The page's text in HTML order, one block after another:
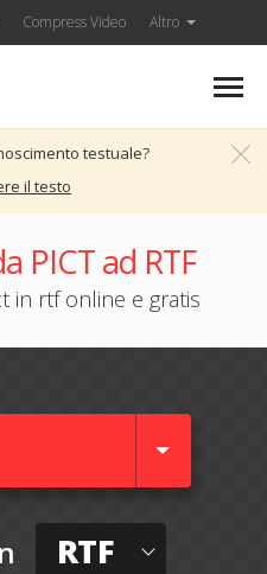
Compress Video Altro
testuale?
il testo
PICT ad RTF
in rtf online e gratis
RTF